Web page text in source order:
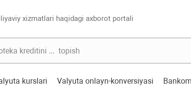
xizmatlari haqidagi axborot portali
kurslari Valyuta onlayn-konversiyasi